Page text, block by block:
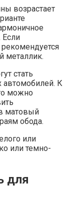
возрастает
металлик.
стать
автомобилей. К
можно
матовый
обода.
или
или темно-
для